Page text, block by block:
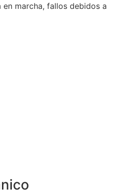
marcha, fallos debidos a